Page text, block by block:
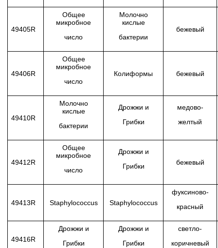
49405R
Общее
микробное
число
Молочно
кислые
бактерии
бежевый
49406R
Общее
микробное
число
Колиформы бежевый
49410R
Молочно
кислые
бактерии
Дрожжи и
Грибки
медово-
желтый
49412R
Общее
микробное
число
Дрожжи и
Грибки
бежевый
49413R Staphylococcus Staphylococcus
фуксиново-
красный
49416R
Дрожжи и
Грибки
Дрожжи и
Грибки
светло-
коричневый